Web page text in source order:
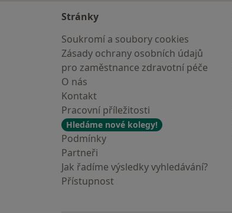
Stránky
Soukromí a soubory cookies
Zásady ochrany osobních údajů
pro zaměstnance zdravotní péče
O nás
Kontakt
Pracovní příležitosti
Hledáme nové kolegy!
Podmínky
Partneři
Jak řadíme výsledky vyhledávání?
Přístupnost